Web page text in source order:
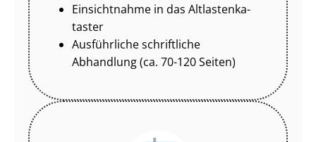
Einsichtnahme in das Alt­las­ten­ka­
tas­ter
Ausführliche schriftliche
Abhandlung (ca. 70-120 Seiten)